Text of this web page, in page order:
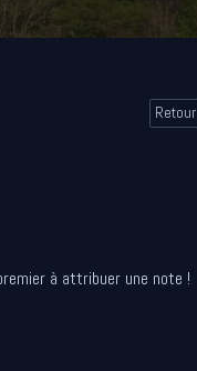
Retour
à attribuer une note !